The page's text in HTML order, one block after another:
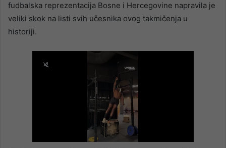
fudbalska reprezentacija Bosne i Hercegovine napravila je
veliki skok na listi svih učesnika ovog takmičenja u
historiji.